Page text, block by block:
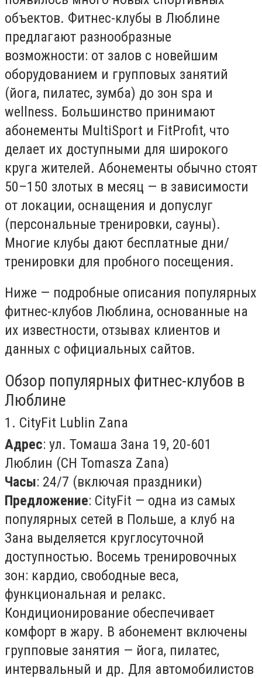
объектов. Фитнес-клубы в Люблине
предлагают разнообразные
возможности: от залов с новейшим
оборудованием и групповых занятий
(йога, пилатес, зумба) до зон spa и
wellness. Большинство принимают
абонементы MultiSport и FitProfit, что
делает их доступными для широкого
круга жителей. Абонементы обычно стоят
50–150 злотых в месяц — в зависимости
от локации, оснащения и допуслуг
(персональные тренировки, сауны).
Многие клубы дают бесплатные дни/
тренировки для пробного посещения.
Ниже — подробные описания популярных
фитнес-клубов Люблина, основанные на
их известности, отзывах клиентов и
данных с официальных сайтов.
Обзор популярных фитнес-клубов в
Люблине
1. CityFit Lublin Zana
Адрес: ул. Томаша Зана 19, 20-601
Люблин (CH Tomasza Zana)
Часы: 24/7 (включая праздники)
Предложение: CityFit — одна из самых
популярных сетей в Польше, а клуб на
Зана выделяется круглосуточной
доступностью. Восемь тренировочных
зон: кардио, свободные веса,
функциональная и релакс.
Кондиционирование обеспечивает
комфорт в жару. В абонемент включены
групповые занятия — йога, пилатес,
интервальный и др. Для автомобилистов